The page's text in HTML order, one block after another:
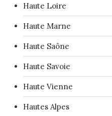
Haute Loire
Haute Marne
Haute Saône
Haute Savoie
Haute Vienne
Hautes Alpes